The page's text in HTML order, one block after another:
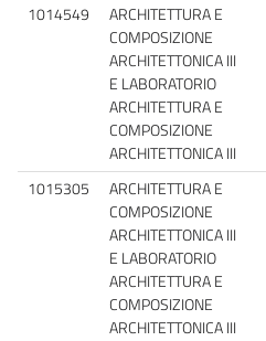
1014549
ARCHITETTURA E
COMPOSIZIONE
ARCHITETTONICA III
E LABORATORIO
ARCHITETTURA E
COMPOSIZIONE
ARCHITETTONICA III
1015305
ARCHITETTURA E
COMPOSIZIONE
ARCHITETTONICA III
E LABORATORIO
ARCHITETTURA E
COMPOSIZIONE
ARCHITETTONICA III